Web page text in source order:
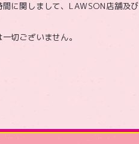
に関しまして、LAWSON店舗及
切ございません。